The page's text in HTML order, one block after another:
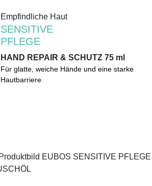
Empfindliche Haut
SENSITIVE
PFLEGE
HAND REPAIR & SCHUTZ 75 ml
Glattere, weichere Hände. Intensive
Spezielle Wirkstoffkomplexe regenerieren und
Empfindliche Haut
SENSITIVE
PFLEGE
HAND REPAIR & SCHUTZ 75 ml
Für glatte, weiche Hände und eine starke
Hautbarriere